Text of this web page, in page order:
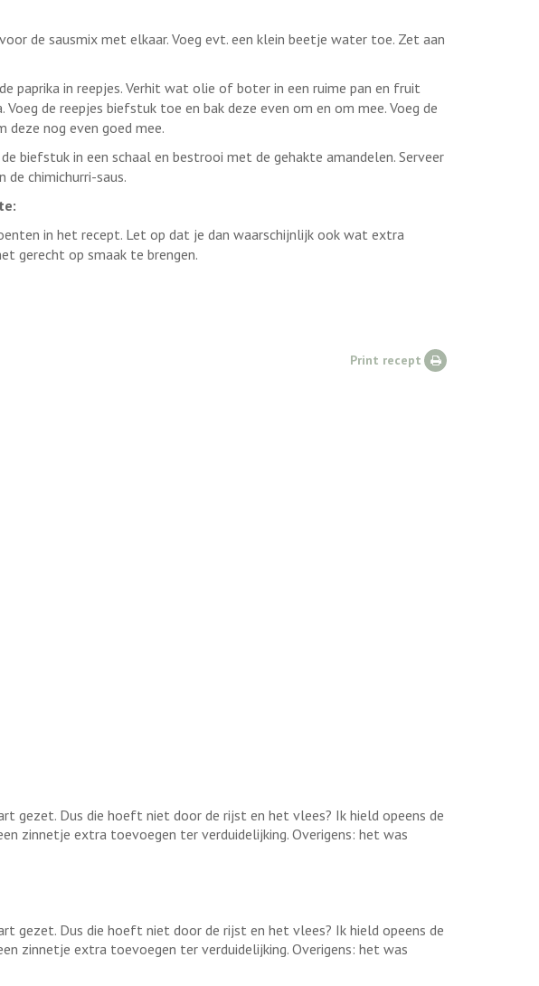
de sausmix met elkaar. Voeg evt. een klein beetje water toe. Zet aan
paprika in reepjes. Verhit wat olie of boter in een ruime pan en fruit
Voeg de reepjes biefstuk toe en bak deze even om en om mee. Voeg de
nog even goed mee.
biefstuk in een schaal en bestrooi met de gehakte amandelen. Serveer
chimichurri-saus.
in het recept. Let op dat je dan waarschijnlijk ook wat extra
gerecht op smaak te brengen.
Print recept
gezet. Dus die hoeft niet door de rijst en het vlees? Ik hield opeens de
zinnetje extra toevoegen ter verduidelijking. Overigens: het was
gezet. Dus die hoeft niet door de rijst en het vlees? Ik hield opeens de
zinnetje extra toevoegen ter verduidelijking. Overigens: het was